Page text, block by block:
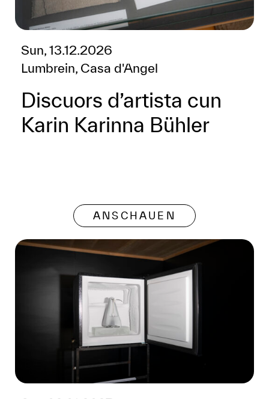
Sun, 13.12.2026
Lumbrein, Casa d'Angel
Discuors d’artista cun
Karin Karinna Bühler
ANSCHAUEN